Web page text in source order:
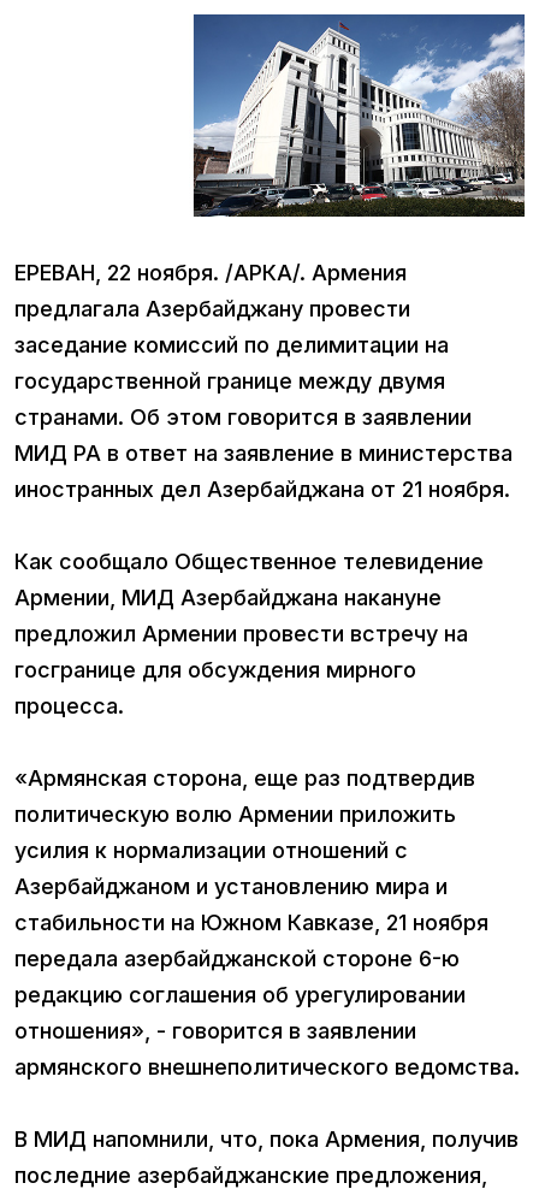
ЕРЕВАН, 22 ноября. /АРКА/. Армения
предлагала Азербайджану провести
заседание комиссий по делимитации на
государственной границе между двумя
странами. Об этом говорится в заявлении
МИД РА в ответ на заявление в министерства
иностранных дел Азербайджана от 21 ноября.
Как сообщало Общественное телевидение
Армении, МИД Азербайджана накануне
предложил Армении провести встречу на
госгранице для обсуждения мирного
процесса.
«Армянская сторона, еще раз подтвердив
политическую волю Армении приложить
усилия к нормализации отношений с
Азербайджаном и установлению мира и
стабильности на Южном Кавказе, 21 ноября
передала азербайджанской стороне 6-ю
редакцию соглашения об урегулировании
отношения», - говорится в заявлении
армянского внешнеполитического ведомства.
В МИД напомнили, что, пока Армения, получив
последние азербайджанские предложения,